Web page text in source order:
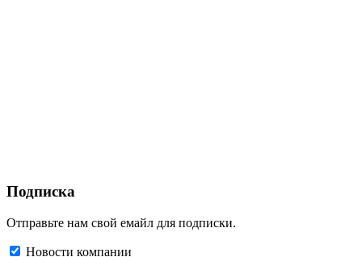
Подписка
Отправьте нам свой емайл для подписки.
Новости компании